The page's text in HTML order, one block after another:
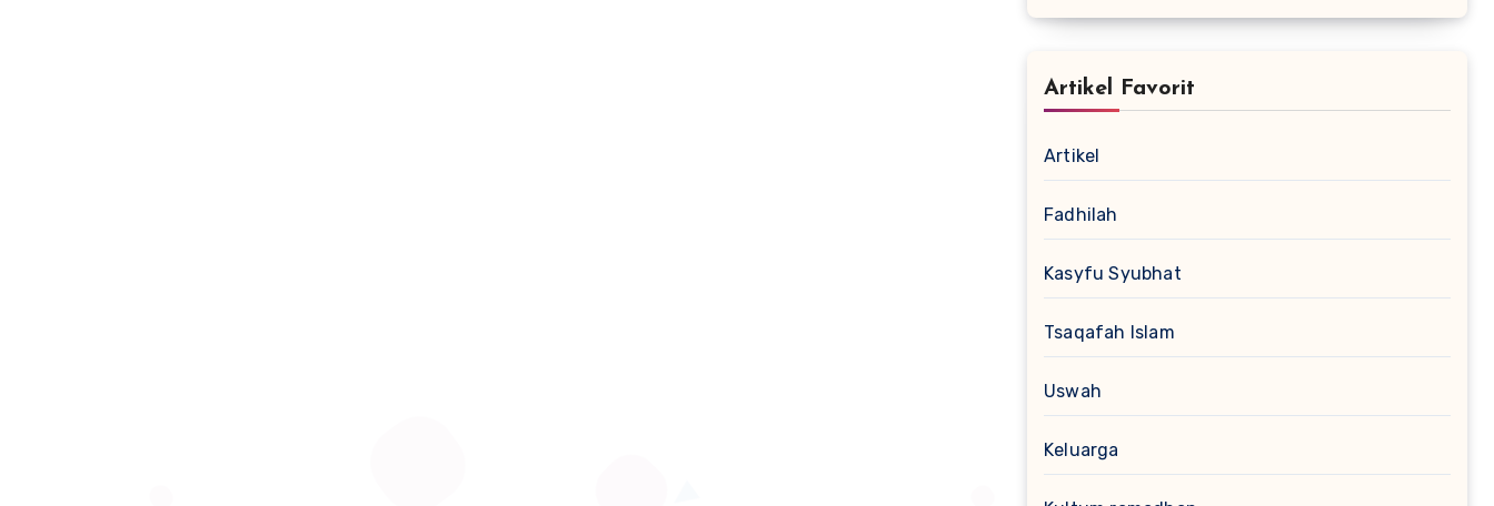
Artikel Favorit
Artikel
Fadhilah
Kasyfu Syubhat
Tsaqafah Islam
Uswah
Keluarga